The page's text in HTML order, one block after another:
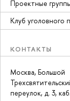
Проектные
Клуб уголовного
КОНТАКТЫ
Москва, Большой
переулок, д. 3,